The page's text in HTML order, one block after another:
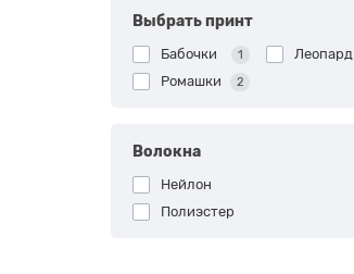
Выбрать принт
Бабочки 1 Леопард
Ромашки 2
Волокна
Нейлон
Полиэстер